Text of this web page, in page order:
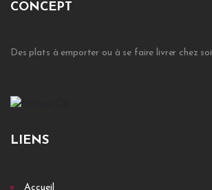
CONCEPT
Des plats à emporter ou à se faire livrer chez soi
LIENS
Accueil